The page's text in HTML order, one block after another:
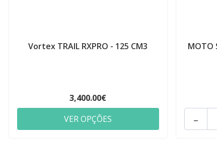
Vortex TRAIL RXPRO - 125 CM3
3,400.00€
VER OPÇÕES
MOTO
-